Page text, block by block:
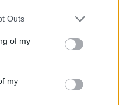
one or more Google
You may click to
its third-party tags to
in below Google
Outs
of my
my
Μετέτρεψαν το
Σαρακήνικο της
κάνουν μπάνιο